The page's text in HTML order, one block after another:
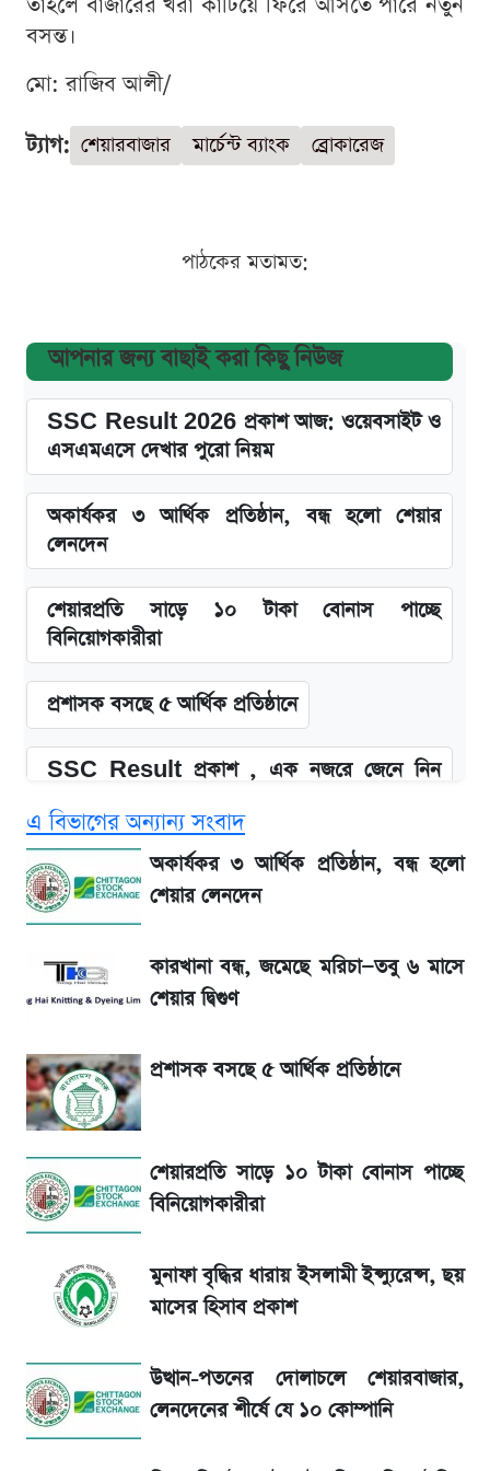
বসন্ত।
মো: রাজিব আলী/
ট্যাগ: শেয়ারবাজার মার্চেন্ট ব্যাংক ব্রোকারেজ
পাঠকের মতামত:
আপনার জন্য বাছাই করা কিছু নিউজ
SSC Result 2026 প্রকাশ আজ: ওয়েবসাইট ও
এসএমএসে দেখার পুরো নিয়ম
অকার্যকর ৩ আর্থিক প্রতিষ্ঠান, বন্ধ হলো শেয়ার
লেনদেন
শেয়ারপ্রতি সাড়ে ১০ টাকা বোনাস পাচ্ছে
বিনিয়োগকারীরা
প্রশাসক বসছে ৫ আর্থিক প্রতিষ্ঠানে
SSC Result প্রকাশ , এক নজরে জেনে নিন
SSC Result 2026 প্রকাশ সোমবার,
ওয়েবসাইট ও এসএমএসে জানার নিয়ম
জিএসপি ইনভেস্টমেন্ট নিয়ে বিএসইসির বড় সিদ্ধান্ত,
তদন্তে যেসব বিষয়
উত্থান-পতনের দোলাচলে শেয়ারবাজার, লেনদেনের
শীর্ষে যে ১০ কোম্পানি
নম্বরসহ জানুন যেভাবে
SSC Result 2026 কাল, ওয়েবসাইট ও
এসএমএসে দেখার নিয়ম
মার্কশিটসহ এসএসসি ফল দেখুন এক ক্লিকে, জানুন
পুরো নিয়ম
মুনাফা বৃদ্ধির ধারায় ইসলামী ইন্স্যুরেন্স, ছয় মাসের
এ বিভাগের অন্যান্য সংবাদ
অকার্যকর ৩ আর্থিক প্রতিষ্ঠান, বন্ধ হলো
শেয়ার লেনদেন
কারখানা বন্ধ, জমেছে মরিচা—তবু ৬ মাসে
শেয়ার দ্বিগুণ
প্রশাসক বসছে ৫ আর্থিক প্রতিষ্ঠানে
শেয়ারপ্রতি সাড়ে ১০ টাকা বোনাস পাচ্ছে
বিনিয়োগকারীরা
মুনাফা বৃদ্ধির ধারায় ইসলামী ইন্স্যুরেন্স, ছয়
মাসের হিসাব প্রকাশ
উত্থান-পতনের দোলাচলে শেয়ারবাজার,
লেনদেনের শীর্ষে যে ১০ কোম্পানি